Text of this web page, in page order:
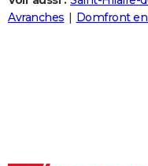
Destinations
City break
Voyage nature
Voyage de noces
Forum
Climat
+
PHOTO
Avranches
Domfront en